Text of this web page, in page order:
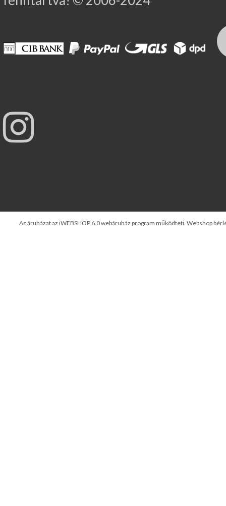
Az áruházat az iWEBSHOP 6.0 webáruház program működteti. Webshop